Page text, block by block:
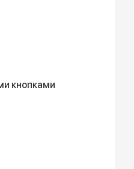
кнопками